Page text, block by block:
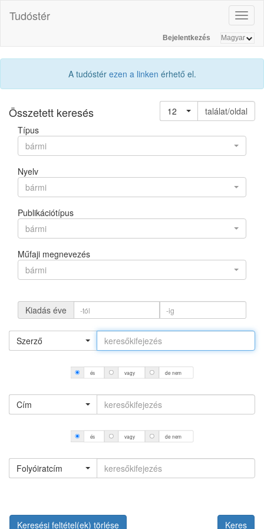
Tudóstér
Bejelentkezés
A tudóstér ezen a linken érhető el.
Összetett keresés 12
találat/oldal
Típus
bármi
Nyelv
bármi
Publikációtípus
bármi
Műfaji megnevezés
bármi
Kiadás éve
Szerző
és vagy de nem
Cím
és vagy de nem
Folyóiratcím
Keresési feltétel(ek) törlése